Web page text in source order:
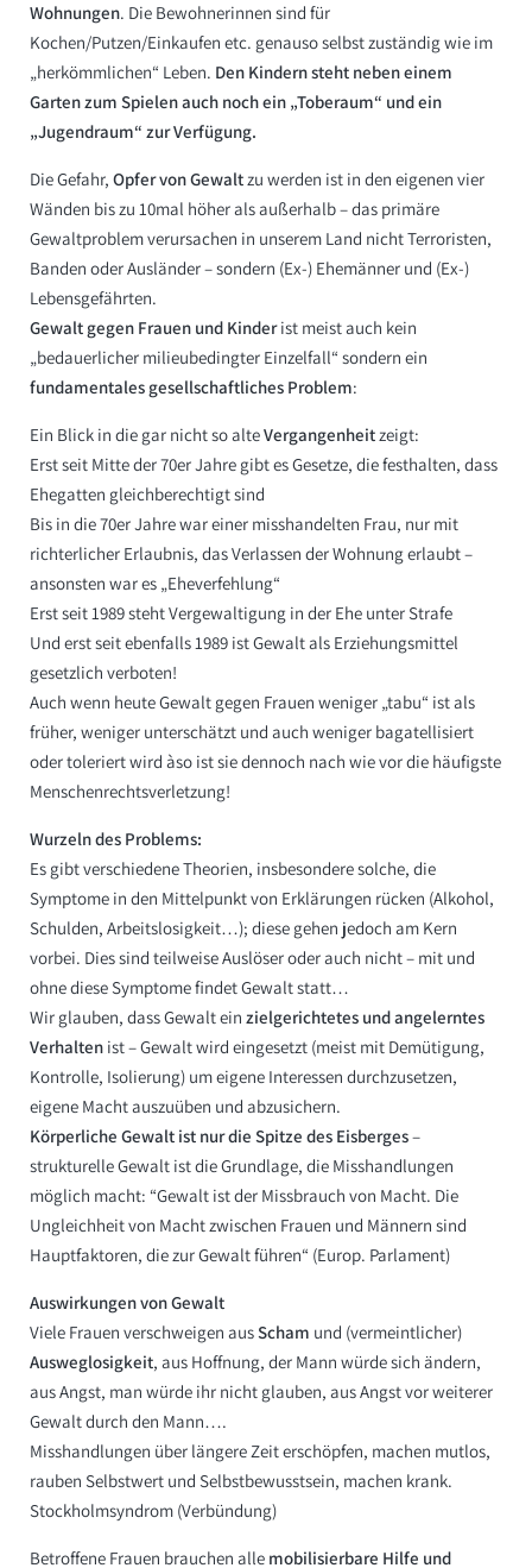
Wohnungen. Die Bewohnerinnen sind für
Kochen/Putzen/Einkaufen etc. genauso selbst zuständig wie im
„herkömmlichen“ Leben. Den Kindern steht neben einem
Garten zum Spielen auch noch ein „Toberaum“ und ein
„Jugendraum“ zur Verfügung.
Die Gefahr, Opfer von Gewaltzu werden ist in den eigenen vier
Wänden bis zu 10mal höher als außerhalb – das primäre
Gewaltproblem verursachen in unserem Land nicht Terroristen,
Banden oder Ausländer – sondern (Ex-) Ehemänner und (Ex-)
Lebensgefährten.
Gewalt gegen Frauen und Kinderist meist auch kein
„bedauerlicher milieubedingter Einzelfall“ sondern ein
fundamentales gesellschaftliches Problem:
Ein Blick in die gar nicht so alteVergangenheitzeigt:
Erst seit Mitte der 70er Jahre gibt es Gesetze, die festhalten, dass
Ehegatten gleichberechtigt sind
Bis in die 70er Jahre war einer misshandelten Frau, nur mit
richterlicher Erlaubnis, das Verlassen der Wohnung erlaubt –
ansonsten war es „Eheverfehlung“
Erst seit 1989 steht Vergewaltigung in der Ehe unter Strafe
Und erst seit ebenfalls 1989 ist Gewalt als Erziehungsmittel
gesetzlich verboten!
Auch wenn heute Gewalt gegen Frauen weniger „tabu“ ist als
früher, weniger unterschätzt und auch weniger bagatellisiert
oder toleriert wird àso ist sie dennoch nach wie vor die häufigste
Menschenrechtsverletzung!
Wurzeln des Problems:
Es gibt verschiedene Theorien, insbesondere solche, die
Symptome in den Mittelpunkt von Erklärungen rücken (Alkohol,
Schulden, Arbeitslosigkeit…); diese gehen jedoch am Kern
vorbei. Dies sind teilweise Auslöser oder auch nicht – mit und
ohne diese Symptome findet Gewalt statt…
Wir glauben, dass Gewalt ein zielgerichtetes und angelerntes
Verhalten ist – Gewalt wird eingesetzt (meist mit Demütigung,
Kontrolle, Isolierung) um eigene Interessen durchzusetzen,
eigene Macht auszuüben und abzusichern.
Körperliche Gewalt ist nur die Spitze des Eisberges–
strukturelle Gewalt ist die Grundlage, die Misshandlungen
möglich macht: “Gewalt ist der Missbrauch von Macht. Die
Ungleichheit von Macht zwischen Frauen und Männern sind
Hauptfaktoren, die zur Gewalt führen“ (Europ. Parlament)
Auswirkungen von Gewalt
Viele Frauen verschweigen ausScham und (vermeintlicher)
Ausweglosigkeit, aus Hoffnung, der Mann würde sich ändern,
aus Angst, man würde ihr nicht glauben, aus Angst vor weiterer
Gewalt durch den Mann….
Misshandlungen über längere Zeit erschöpfen, machen mutlos,
rauben Selbstwert und Selbst­bewusstsein, machen krank.
Stockholmsyndrom (Verbündung)
Betroffene Frauen brauchen alle mobilisierbare Hilfe und